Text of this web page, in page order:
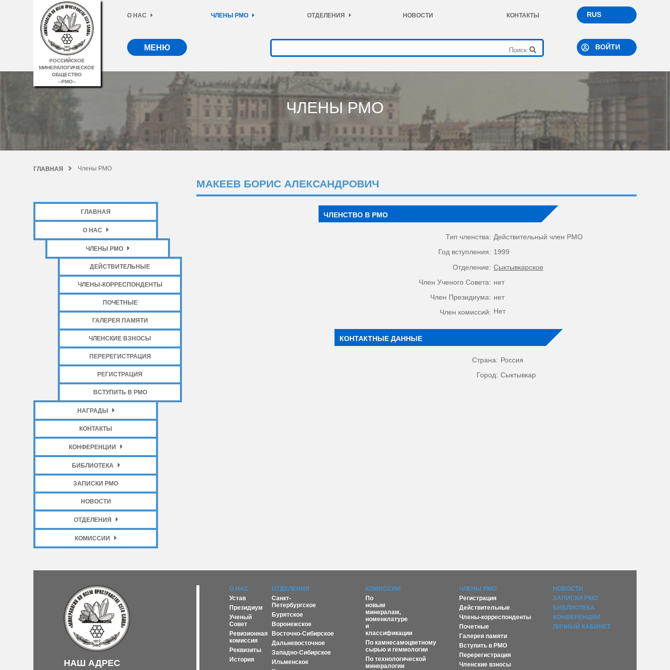
РОССИЙСКОЕ
МИНЕРАЛОГИЧЕСКОЕ
ОБЩЕСТВО
–РМО–
О НАС ЧЛЕНЫ РМО ОТДЕЛЕНИЯ НОВОСТИ КОНТАКТЫ RUS
МЕНЮ ВОЙТИ
ЧЛЕНЫ РМО
ГЛАВНАЯ Члены РМО
ГЛАВНАЯ
О НАС
ЧЛЕНЫ РМО
ДЕЙСТВИТЕЛЬНЫЕ
ЧЛЕНЫ-КОРРЕСПОНДЕНТЫ
ПОЧЕТНЫЕ
ГАЛЕРЕЯ ПАМЯТИ
ЧЛЕНСКИЕ ВЗНОСЫ
ПЕРЕРЕГИСТРАЦИЯ
РЕГИСТРАЦИЯ
ВСТУПИТЬ В РМО
НАГРАДЫ
КОНТАКТЫ
КОНФЕРЕНЦИИ
БИБЛИОТЕКА
ЗАПИСКИ РМО
НОВОСТИ
ОТДЕЛЕНИЯ
КОМИССИИ
МАКЕЕВ БОРИС АЛЕКСАНДРОВИЧ
ЧЛЕНСТВО В РМО
Тип членства: Действительный член РМО
Год вступления: 1999
Отделение: Сыктывкарское
Член Ученого Совета: нет
Член Президиума: нет
Член комиссий: Нет
КОНТАКТНЫЕ ДАННЫЕ
Страна: Россия
Город: Сыктывкар
НАШ АДРЕС
О НАС
Устав
Президиум
Ученый
Совет
Ревизионная
комиссия
Реквизиты
История
ОТДЕЛЕНИЯ
Санкт-
Петербургское
Бурятское
Воронежское
Восточно-Сибирское
Дальневосточное
Западно-Сибирское
Ильменское
КОМИССИИ
По
новым
минералам,
номенклатуре
и
классификации
По камнесамоцветному
сырью и геммологии
По технологической
минералогии
ЧЛЕНЫ РМО
Регистрация
Действительные
Члены-корреспонденты
Почетные
Галерея памяти
Вступить в РМО
Перерегистрация
Членские взносы
НОВОСТИ
ЗАПИСКИ РМО
БИБЛИОТЕКА
КОНФЕРЕНЦИИ
ЛИЧНЫЙ КАБИНЕТ